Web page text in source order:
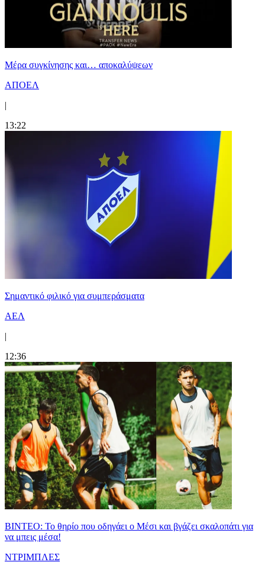
Mέρα συγκίνησης και… αποκαλύψεων
ΑΠΟΕΛ
|
13:22
Σημαντικό φιλικό για συμπεράσματα
ΑΕΛ
|
12:36
ΒΙΝΤΕΟ: Το θηρίο που οδηγάει ο Μέσι και βγάζει σκαλοπάτι για
να μπεις μέσα!
ΝΤΡΙΜΠΛΕΣ